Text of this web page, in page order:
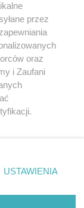
fot: UM Chorzów
portali
z nami
przez
oraz
i Zaufani
prywatności
zgody
takiemu
USTAWIENIA